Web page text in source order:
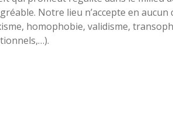
Notre lieu n’accepte en aucun
homophobie, validisme,